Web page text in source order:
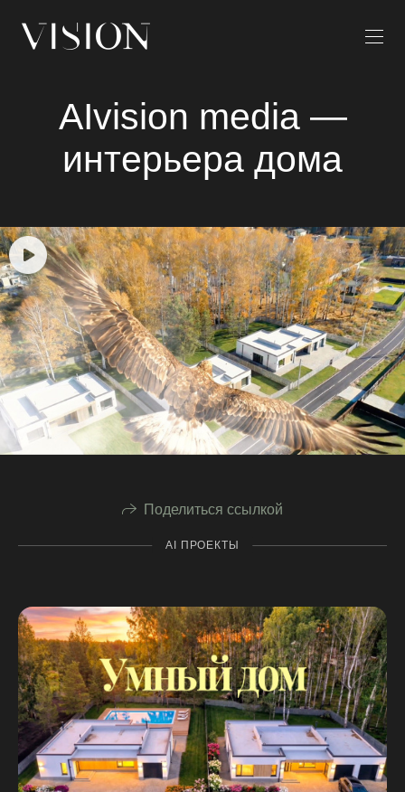
AIvision media —
интерьера дома
Поделиться ссылкой
AI ПРОЕКТЫ